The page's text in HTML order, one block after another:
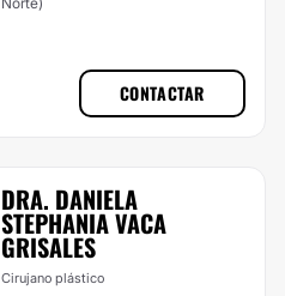
CONTACTAR
DRA. DANIELA
STEPHANIA VACA
GRISALES
Cirujano plástico